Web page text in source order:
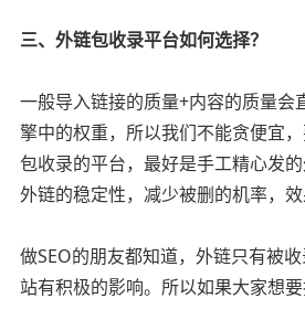
三、外链包收录平台如何选择？
一般导入链接的质量+内容的质量会
擎中的权重，所以我们不能贪便宜
包收录的平台，最好是手工精心发
外链的稳定性，减少被删的机率，效
做SEO的朋友都知道，外链只有被
站有积极的影响。所以如果大家想